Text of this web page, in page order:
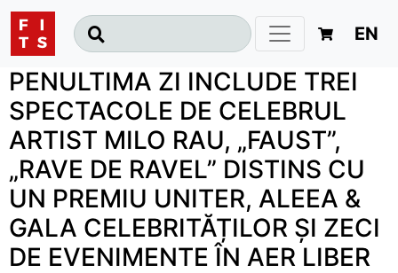
EN
PENULTIMA ZI INCLUDE TREI
SPECTACOLE DE CELEBRUL
ARTIST MILO RAU, „FAUST”,
„RAVE DE RAVEL” DISTINS CU
UN PREMIU UNITER, ALEEA &
GALA CELEBRITĂȚILOR ȘI ZECI
DE EVENIMENTE ÎN AER LIBER